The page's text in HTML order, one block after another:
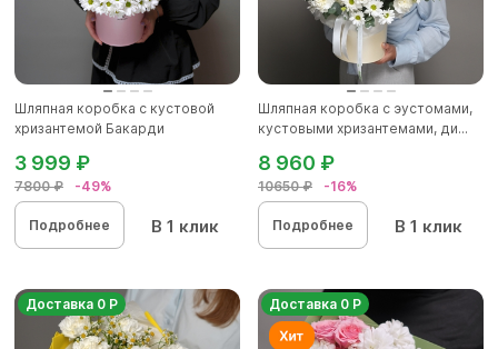
Шляпная коробка с кустовой
хризантемой Бакарди
7800 ₽ -49%
3 999 ₽
Подробнее В 1 клик
Шляпная коробка с эустомами,
кустовыми хризантемами, ди...
10650 ₽ -16%
8 960 ₽
Подробнее В 1 клик
Доставка 0 Р Доставка 0 Р